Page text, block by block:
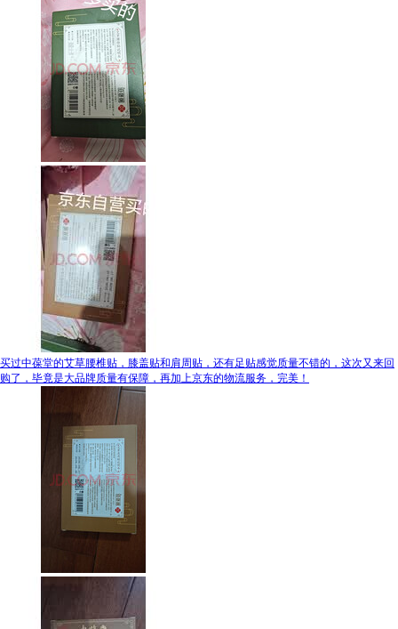
买过中葆堂的艾草腰椎贴，膝盖贴和肩周贴，还有足贴感觉质量不错的，这次又来回
购了，毕竟是大品牌质量有保障，再加上京东的物流服务，完美！